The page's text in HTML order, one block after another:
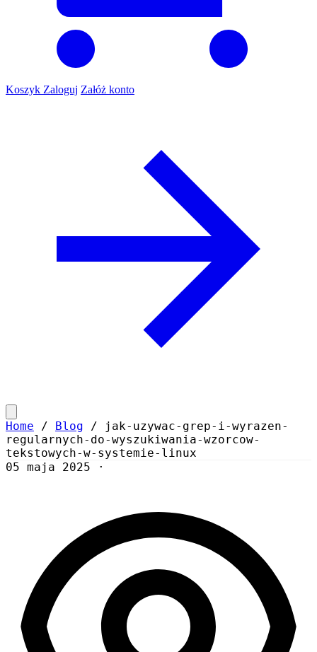
Koszyk Zaloguj Załóż konto
Home / Blog /
jak-uzywac-grep-i-wyrazen-
regularnych-do-wyszukiwania-wzorcow-
tekstowych-w-systemie-linux
05 maja 2025
·